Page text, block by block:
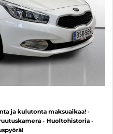
ja kulutonta maksuaikaa! -
- Huoltohistoria -